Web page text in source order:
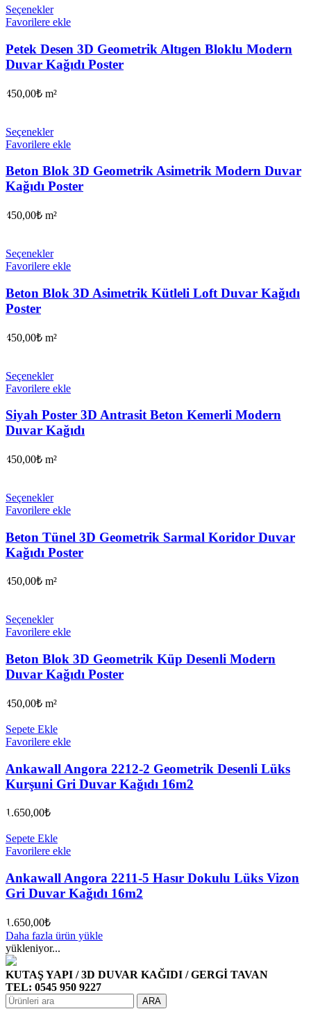
Seçenekler
Favorilere ekle
Petek Desen 3D Geometrik Altıgen Bloklu Modern
Duvar Kağıdı Poster
450,00₺ m²
Seçenekler
Favorilere ekle
Beton Blok 3D Geometrik Asimetrik Modern Duvar
Kağıdı Poster
450,00₺ m²
Seçenekler
Favorilere ekle
Beton Blok 3D Asimetrik Kütleli Loft Duvar Kağıdı
Poster
450,00₺ m²
Seçenekler
Favorilere ekle
Siyah Poster 3D Antrasit Beton Kemerli Modern
Duvar Kağıdı
450,00₺ m²
Seçenekler
Favorilere ekle
Beton Tünel 3D Geometrik Sarmal Koridor Duvar
Kağıdı Poster
450,00₺ m²
Seçenekler
Favorilere ekle
Beton Blok 3D Geometrik Küp Desenli Modern
Duvar Kağıdı Poster
450,00₺ m²
Sepete Ekle
Favorilere ekle
Ankawall Angora 2212-2 Geometrik Desenli Lüks
Kurşuni Gri Duvar Kağıdı 16m2
1.650,00₺
Sepete Ekle
Favorilere ekle
Ankawall Angora 2211-5 Hasır Dokulu Lüks Vizon
Gri Duvar Kağıdı 16m2
1.650,00₺
Daha fazla ürün yükle
yükleniyor...
KUTAŞ YAPI / 3D DUVAR KAĞIDI / GERGİ TAVAN
TEL: 0545 950 9227
ARA